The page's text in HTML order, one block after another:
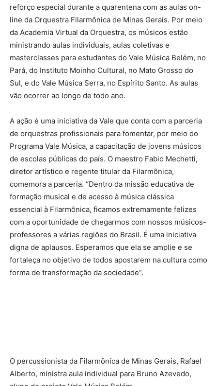
reforço especial durante a quarentena com as aulas on-
line da Orquestra Filarmônica de Minas Gerais. Por meio
da Academia Virtual da Orquestra, os músicos estão
ministrando aulas individuais, aulas coletivas e
masterclasses para estudantes do Vale Música Belém, no
Pará, do Instituto Moinho Cultural, no Mato Grosso do
Sul, e do Vale Música Serra, no Espírito Santo. As aulas
vão ocorrer ao longo de todo ano.
A ação é uma iniciativa da Vale que conta com a parceria
de orquestras profissionais para fomentar, por meio do
Programa Vale Música, a capacitação de jovens músicos
de escolas públicas do país. O maestro Fabio Mechetti,
diretor artístico e regente titular da Filarmônica,
comemora a parceria. “Dentro da missão educativa de
formação musical e de acesso à música clássica
essencial à Filarmônica, ficamos extremamente felizes
com a oportunidade de chegarmos com nossos músicos-
professores a várias regiões do Brasil. É uma iniciativa
digna de aplausos. Esperamos que ela se amplie e se
fortaleça no objetivo de todos apostarem na cultura como
forma de transformação da sociedade”.
O percussionista da Filarmônica de Minas Gerais, Rafael
Alberto, ministra aula individual para Bruno Azevedo,